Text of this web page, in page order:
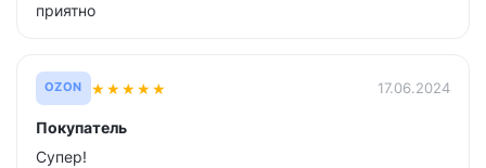
приятно
OZON ★★★★★ 17.06.2024
Покупатель
Супер!